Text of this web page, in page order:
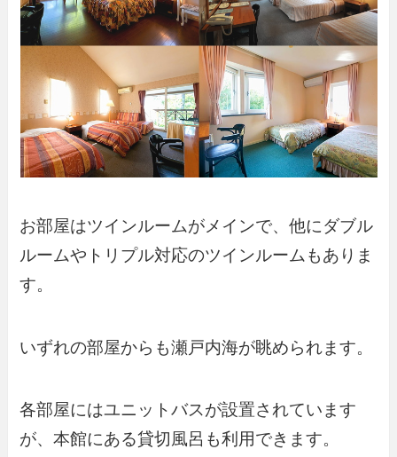
お部屋はツインルームがメインで、他にダブル
ルームやトリプル対応のツインルームもありま
す。
いずれの部屋からも瀬戸内海が眺められます。
各部屋にはユニットバスが設置されています
が、本館にある貸切風呂も利用できます。